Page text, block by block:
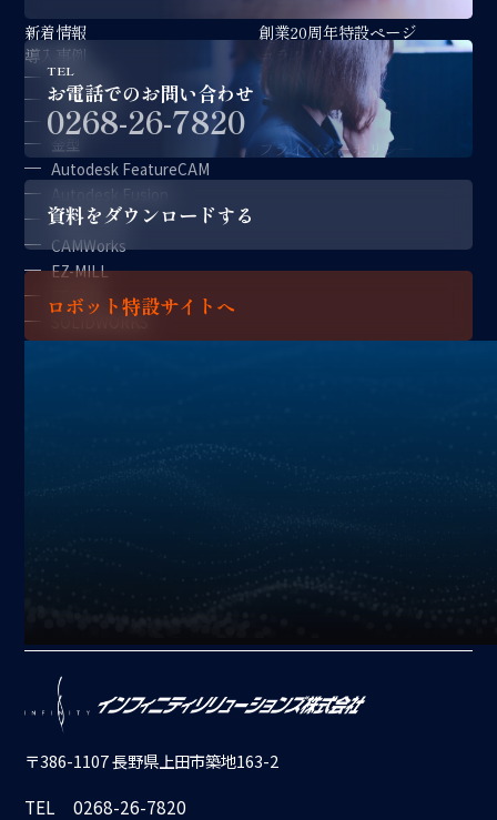
TEL
お電話でのお問い合わせ
0268-26-7820
資料をダウンロードする
ロボット特設サイトへ
〒386-1107 長野県上田市築地163-2
TEL
0268-26-7820
新着情報
導入事例
対談記事
CAD/CAM
ロボット
金型
Autodesk FeatureCAM
Autodesk Fusion
CAM-TOOL
CAMWorks
EZ-MILL
FFCAM
SOLIDWORKS
アプリケーション
創業20周年特設ページ
コラム
採用情報
サポート情報
お問い合わせ
プライバシーポリシー